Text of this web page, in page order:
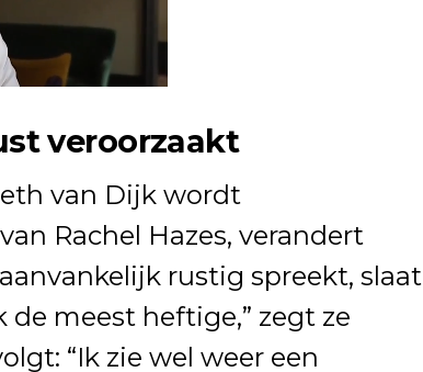
veroorzaakt
van Dijk wordt
Rachel Hazes, verandert
rustig spreekt, slaat
de meest heftige,” zegt ze
“Ik zie wel weer een